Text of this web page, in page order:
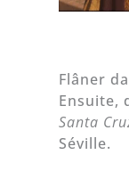
Flâner
Ensuite,
Santa
Séville.